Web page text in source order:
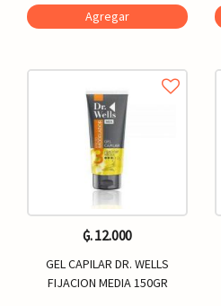
Agregar
₲. 12.000
GEL CAPILAR DR. WELLS
FIJACION MEDIA 150GR